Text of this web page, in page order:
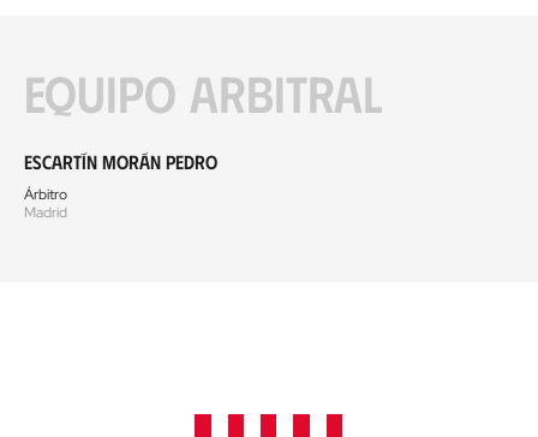
Equipo arbitral
Escartín Morán Pedro
Árbitro
Madrid